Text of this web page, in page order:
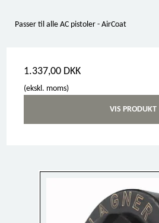
Passer til alle AC pistoler - AirCoat
1.337,00 DKK
(ekskl. moms)
VIS PRODUKT